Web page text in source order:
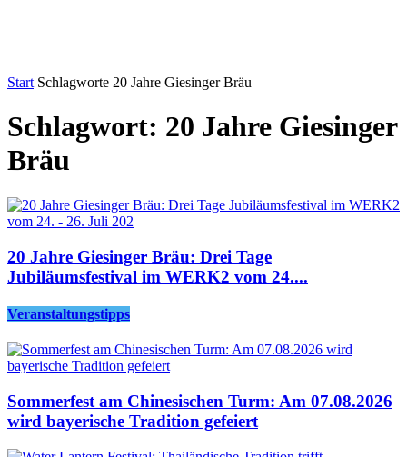
Start Schlagworte 20 Jahre Giesinger Bräu
Schlagwort: 20 Jahre Giesinger
Bräu
20 Jahre Giesinger Bräu: Drei Tage
Jubiläumsfestival im WERK2 vom 24....
Veranstaltungstipps
Sommerfest am Chinesischen Turm: Am 07.08.2026
wird bayerische Tradition gefeiert